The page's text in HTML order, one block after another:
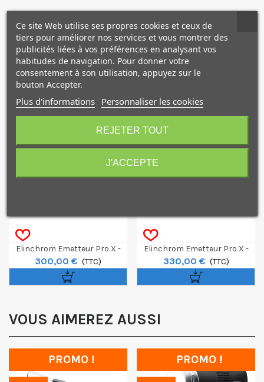
NOS PRODUITS
COMPLÉMENTAIRES
Elinchrom Emetteur Pro X -
Fujifilm
300,00 € (TTC)
Elinchrom Emetteur Pro X -
Sony
330,00 € (TTC)
VOUS AIMEREZ AUSSI
PROMO ! PROMO !
Ce site Web utilise ses propres cookies et ceux de
tiers pour améliorer nos services et vous montrer des
publicités liées à vos préférences en analysant vos
habitudes de navigation. Pour donner votre
consentement à son utilisation, appuyez sur le
bouton Accepter.
Plus d'informations Personnaliser les cookies
REJETER TOUT
J'ACCEPTE
10€ OFFERTS sur votre
premier achat !
J'accepte de recevoir des SMS de la part de la marque.
Obtenir mon code promo.